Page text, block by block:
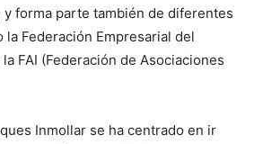
y forma parte también de diferentes
la Federación Empresarial del
FAI (Federación de Asociaciones
Inmollar se ha centrado en ir